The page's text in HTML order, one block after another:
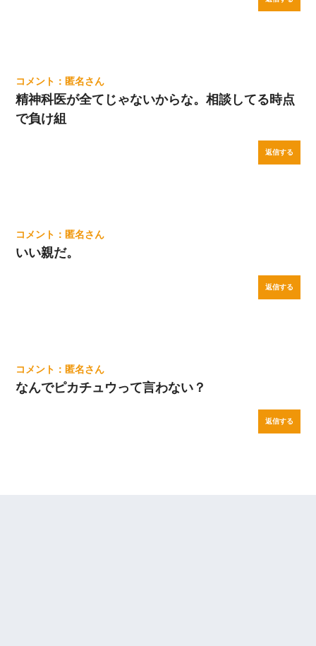
匿名
精神科医が全てじゃないからな。相談してる時点
で負け組
返信する
匿名
いい親だ。
返信する
匿名
なんでピカチュウって言わない？
返信する